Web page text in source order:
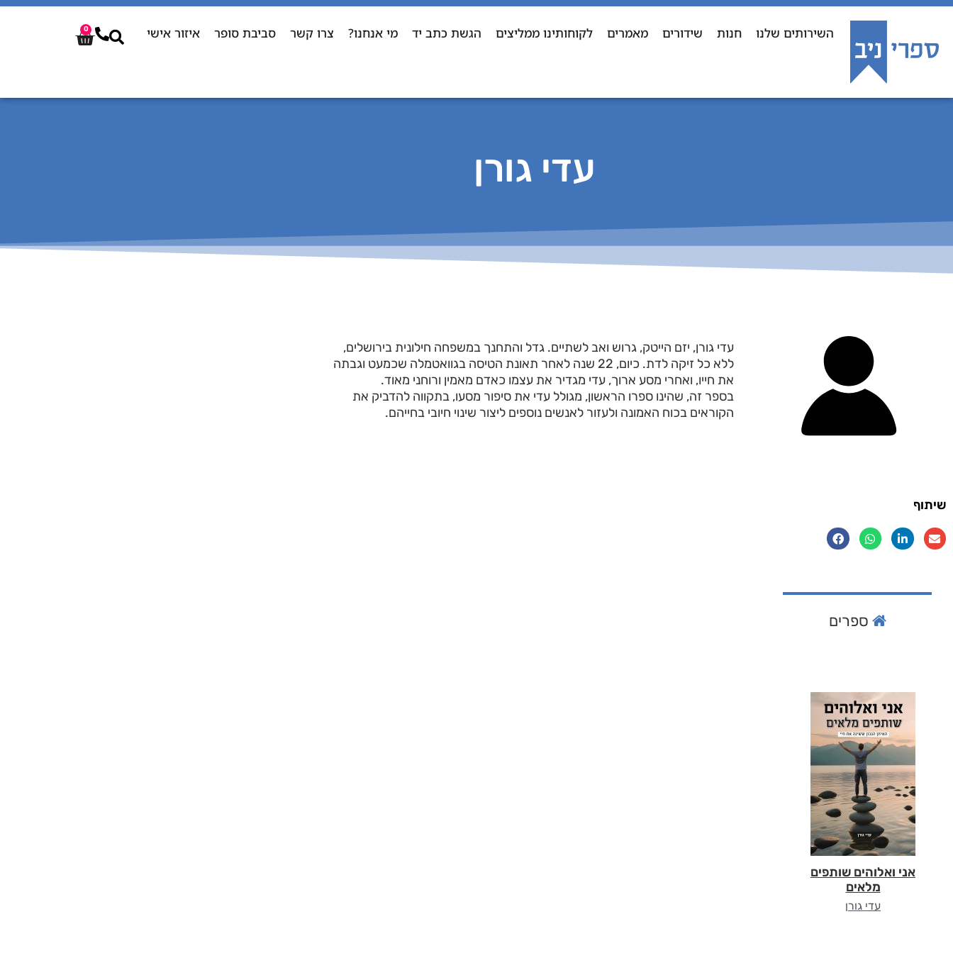
השירותים שלנו חנות שידורים מאמרים לקוחותינו ממליצים הגשת כתב יד מי אנחנו? צרו קשר סביבת סופר איזור אישי 0
עדי גורן
עדי גורן, יזם הייטק, גרוש ואב לשתיים. גדל והתחנך במשפחה חילונית בירושלים,
ללא כל זיקה לדת. כיום, 22 שנה לאחר תאונת הטיסה בגוואטמלה שכמעט וגבתה
את חייו, ואחרי מסע ארוך, עדי מגדיר את עצמו כאדם מאמין ורוחני מאוד.
בספר זה, שהינו ספרו הראשון, מגולל עדי את סיפור מסעו, בתקווה להדביק את
הקוראים בכוח האמונה ולעזור לאנשים נוספים ליצור שינוי חיובי בחייהם.
שיתוף
ספרים
אני ואלוהים שותפים
מלאים
עדי גורן